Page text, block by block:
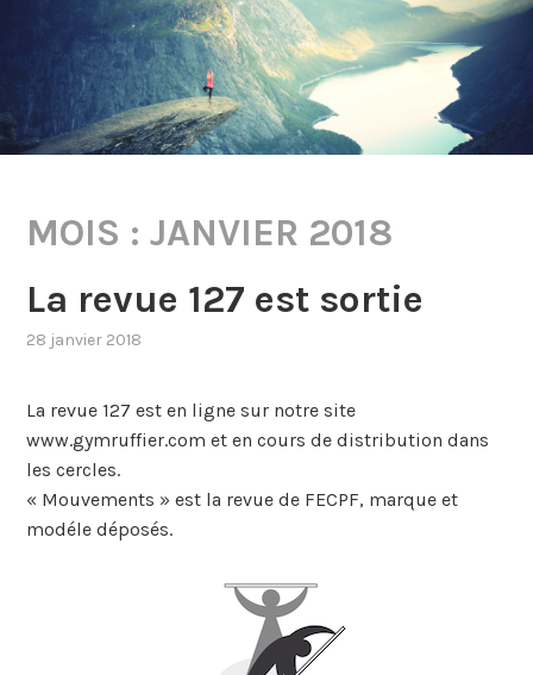
MOIS :JANVIER 2018
La revue 127 est sortie
28 janvier 2018
La revue 127 est en ligne sur notre site
www.gymruffier.com et en cours de distribution dans
les cercles.
« Mouvements » est la revue de FECPF, marque et
modéle déposés.